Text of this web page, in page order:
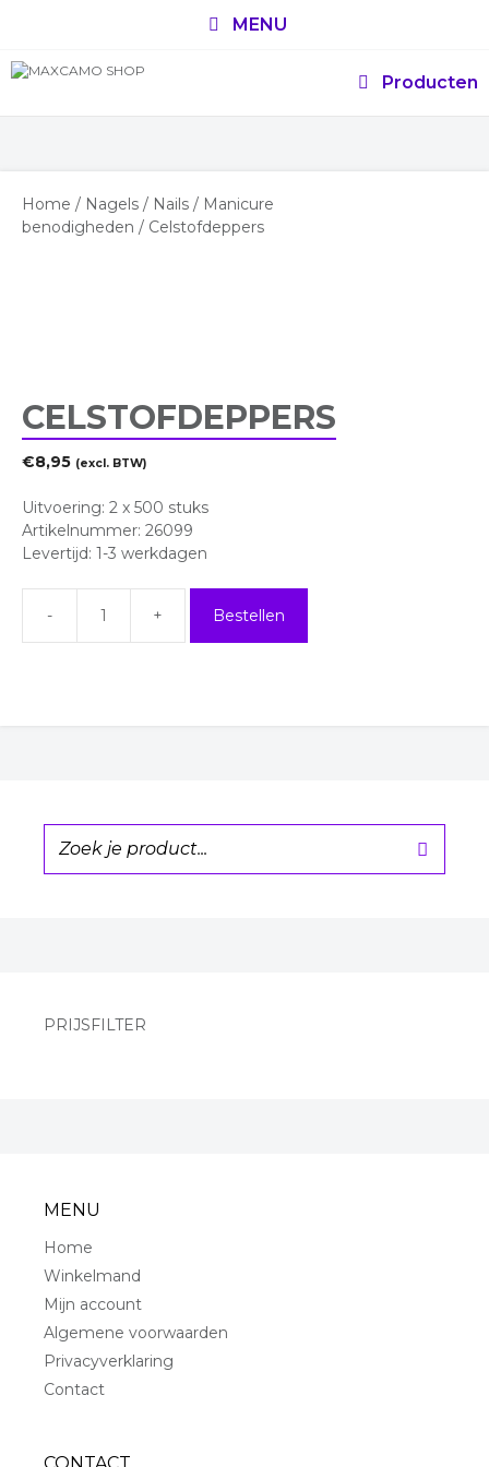
inhoud
MENU
Producten
Home / Nagels / Nails / Manicure
benodigheden / Celstofdeppers
CELSTOFDEPPERS
€8,95 (excl. BTW)
Uitvoering: 2 x 500 stuks
Artikelnummer: 26099
Levertijd: 1-3 werkdagen
Celstofdeppers
aantal
Bestellen
PRIJSFILTER
MENU
Home
Winkelmand
Mijn account
Algemene voorwaarden
Privacyverklaring
Contact